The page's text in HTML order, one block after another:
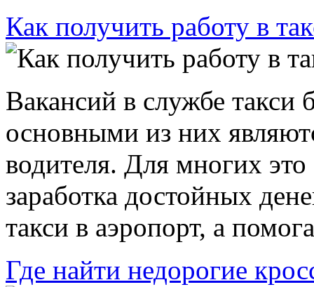
Как получить работу в
Вакансий в службе такси
основными из них
водителя. Для многих
заработка достойных
такси в аэропорт, а
Где найти недорогие